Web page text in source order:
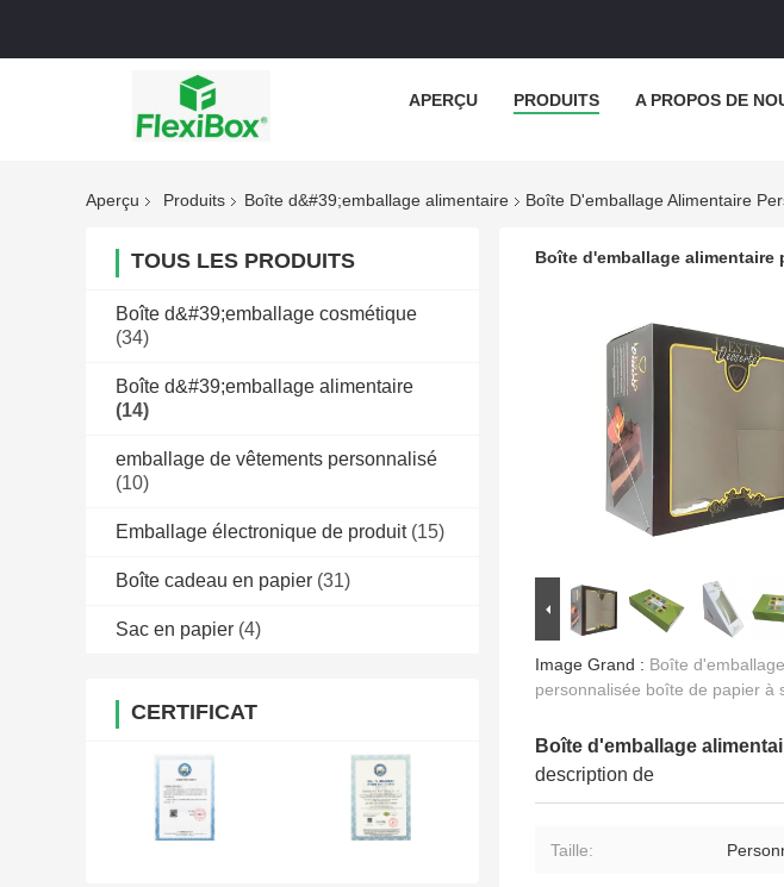
APERÇU PRODUITS A PROPOS DE
Aperçu Produits Boîte d&#39;emballage alimentaire Boîte D'emballage Alimentaire
TOUS LES PRODUITS
Boîte d&#39;emballage cosmétique
(34)
Boîte d&#39;emballage alimentaire
(14)
emballage de vêtements personnalisé
(10)
Emballage électronique de produit (15)
Boîte cadeau en papier (31)
Sac en papier (4)
CERTIFICAT
Boîte d'emballage
Image Grand : Boîte
personnalisée boîte de papier à
Boîte d'emballage
description de
Taille: